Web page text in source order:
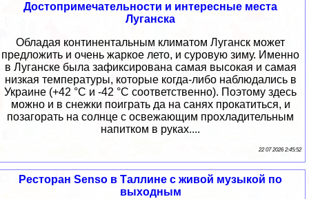
Достопримечательности и интересные места
Луганска
Обладая континентальным климатом Луганск может
предложить и очень жаркое лето, и суровую зиму. Именно
в Луганске была зафиксирована самая высокая и самая
низкая температуры, которые когда-либо наблюдались в
Украине (+42 °C и -42 °C соответственно). Поэтому здесь
можно и в снежки поиграть да на санях прокатиться, и
позагорать на солнце с освежающим прохладительным
напитком в руках....
22 07 2026 2:45:52
Ресторан Senso в Таллине с живой музыкой по
выходным